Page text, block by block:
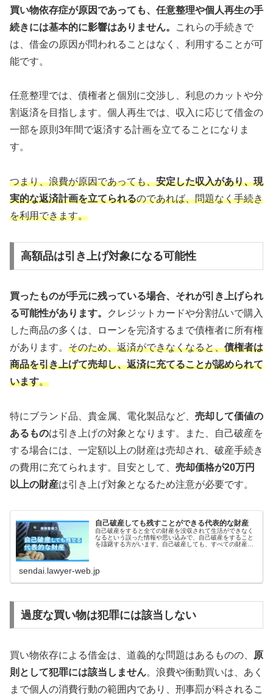
買い物依存症が原因であっても、任意整理や個人再生の手
続きには基本的に影響はありません。
これらの手続きで
は、借金の原因が問われることはなく、利用することが可
能です。
任意整理では、債権者と個別に交渉し、利息のカットや分
割返済を目指します。個人再生では、収入に応じて借金の
一部を原則3年間で返済する計画を立てることになりま
す。
つまり、浪費が原因であっても、安定した収入があり、現
実的な返済計画を立てられるのであれば、問題なく手続き
を利用できます。
高額品は引き上げ対象になる可能性
買ったものが手元に残っている場合、それが引き上げられ
る可能性があります。
クレジットカードや分割払いで購入
した商品の多くは、ローンを完済するまで債権者に所有権
があります。 そのため、返済ができなくなると、債権者は
商品を引き上げて売却し、返済に充てることが認められて
います。
特にブランド品、貴金属、電化製品など、 売却して価値の
あるものは引き上げの対象となります。また、自己破産を
する場合には、一定額以上の財産は売却され、破産手続き
の費用に充てられます。目安として、 売却価格が20万円
以上の財産は引き上げ対象となるため注意が必要です。
自己破産しても残すことができる代表的な財産
自己破産をすると全ての財産を没収されて生活ができなく
なるという誤った情報や思い込みで、自己破産をすること
を躊躇する方がいます。自己破産しても、すべての財産を
sendai.lawyer-web.jp
過度な買い物は犯罪には該当しない
買い物依存による借金は、道義的な問題はあるものの、
原
則として犯罪には該当しません。浪費や衝動買いは、あく
まで個人の消費行動の範囲内であり、刑事罰が科されるこ